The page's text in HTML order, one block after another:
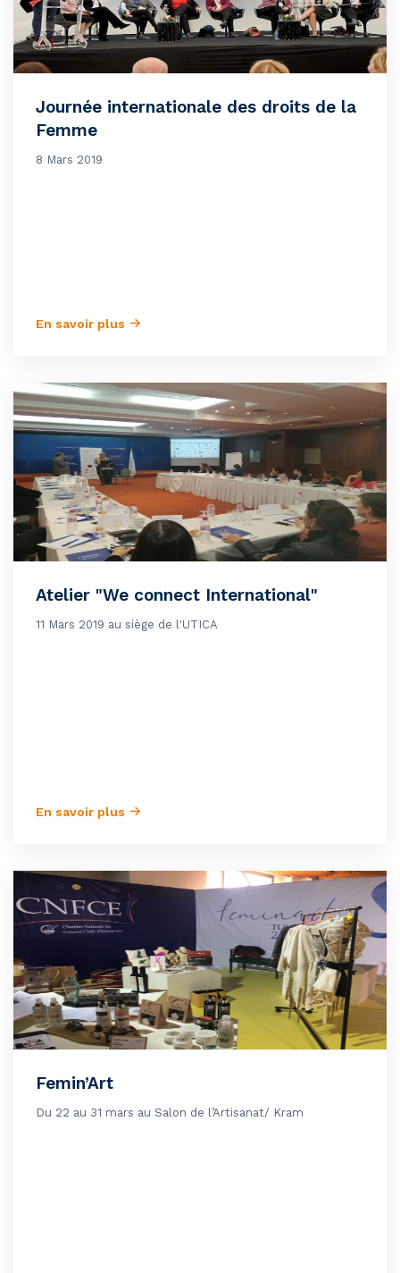
Journée internationale des droits de la
Femme
8 Mars 2019
En savoir plus
Atelier "We connect International"
11 Mars 2019 au siège de l'UTICA
En savoir plus
Femin’Art
Du 22 au 31 mars au Salon de l’Artisanat/ Kram